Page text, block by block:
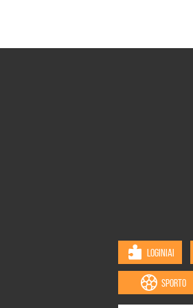
LOGINIAI
SPORTO